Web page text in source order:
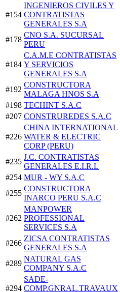
#154
INGENIEROS CIVILES Y
CONTRATISTAS
GENERALES S.A
#178
CNO S.A. SUCURSAL
PERU
#184
C.A.M.E CONTRATISTAS
Y SERVICIOS
GENERALES S.A
#192
CONSTRUCTORA
MALAGA HNOS S.A
#198 TECHINT S.A.C
#207 CONSTRUREDES S.A.C
#226
CHINA INTERNATIONAL
WATER & ELECTRIC
CORP (PERU)
#235
J.C. CONTRATISTAS
GENERALES E.I.R.L
#254 MUR - WY S.A.C
#255
CONSTRUCTORA
INARCO PERU S.A.C
#262
MANPOWER
PROFESSIONAL
SERVICES S.A
#266
ZICSA CONTRATISTAS
GENERALES S.A
#289
NATURAL GAS
COMPANY S.A.C
#294
SADE-
COMP.GNRAL.TRAVAUX